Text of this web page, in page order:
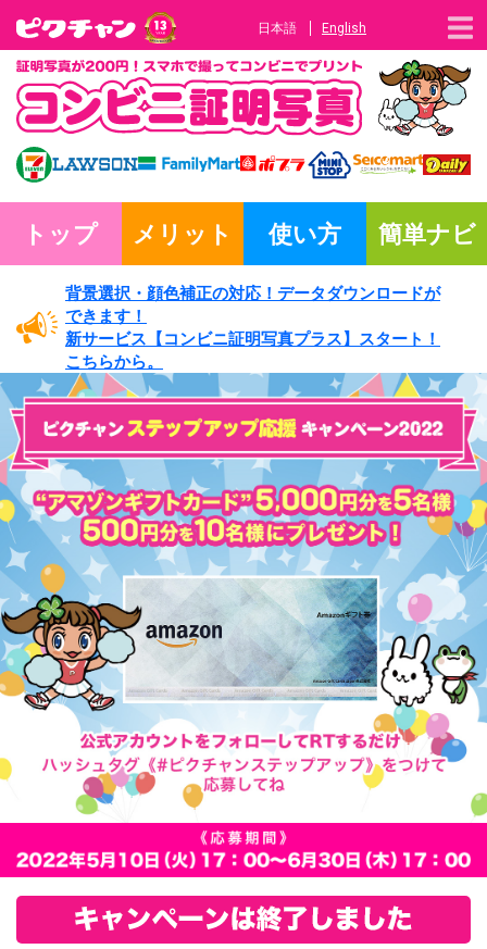
日本語 English
トップ メリット 使い方 簡単ナビ
背景選択・ 顔色補正の対応！ データダウンロードが
できます！
新サービス 【コンビニ証明写真プラス】
スタート！
こちらから。